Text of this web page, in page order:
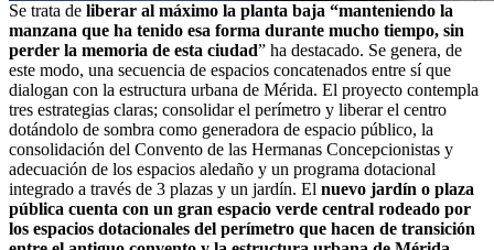
Se trata de liberar al máximo la planta baja “manteniendo la
manzana que ha tenido esa forma durante mucho tiempo, sin
perder la memoria de esta ciudad” ha destacado. Se genera, de
este modo, una secuencia de espacios concatenados entre sí que
dialogan con la estructura urbana de Mérida. El proyecto contempla
tres estrategias claras; consolidar el perímetro y liberar el centro
dotándolo de sombra como generadora de espacio público, la
consolidación del Convento de las Hermanas Concepcionistas y
adecuación de los espacios aledaño y un programa dotacional
integrado a través de 3 plazas y un jardín. El nuevo jardín o plaza
pública cuenta con un gran espacio verde central rodeado por
los espacios dotacionales del perímetro que hacen de transición